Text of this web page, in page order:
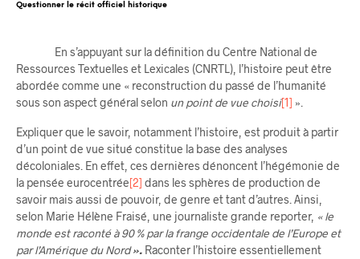
Questionner le récit officiel historique
En s’appuyant sur la définition du Centre National de
Ressources Textuelles et Lexicales (CNRTL), l’histoire peut être
abordée comme une « reconstruction du passé de l’humanité
sous son aspect général selon un point de vue choisi[1] ».
Expliquer que le savoir, notamment l’histoire, est produit à partir
d’un point de vue situé constitue la base des analyses
décoloniales. En effet, ces dernières dénoncent l’hégémonie de
la pensée eurocentrée[2] dans les sphères de production de
savoir mais aussi de pouvoir, de genre et tant d’autres. Ainsi,
selon Marie Hélène Fraisé, une journaliste grande reporter, « le
monde est raconté à 90 % par la frange occidentale de l’Europe et
par l’Amérique du Nord». Raconter l’histoire essentiellement